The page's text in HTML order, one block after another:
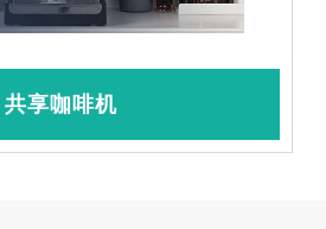
共享咖啡机